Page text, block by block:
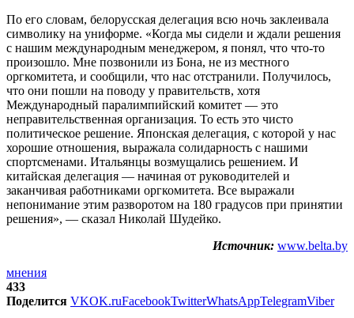
По его словам, белорусская делегация всю ночь заклеивала
символику на униформе. «Когда мы сидели и ждали решения
с нашим международным менеджером, я понял, что что-то
произошло. Мне позвонили из Бона, не из местного
оргкомитета, и сообщили, что нас отстранили. Получилось,
что они пошли на поводу у правительств, хотя
Международный паралимпийский комитет — это
неправительственная организация. То есть это чисто
политическое решение. Японская делегация, с которой у нас
хорошие отношения, выражала солидарность с нашими
спортсменами. Итальянцы возмущались решением. И
китайская делегация — начиная от руководителей и
заканчивая работниками оргкомитета. Все выражали
непонимание этим разворотом на 180 градусов при принятии
решения», — сказал Николай Шудейко.
Источник: www.belta.by
мнения
433
Поделится VKOK.ruFacebookTwitterWhatsAppTelegramViber